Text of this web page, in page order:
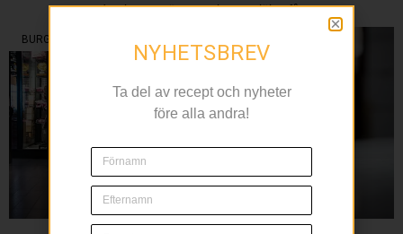
dominerar när svenskarna själva får
BURGERTREND
NYHETSBREV
Ta del av recept och nyheter
före alla andra!